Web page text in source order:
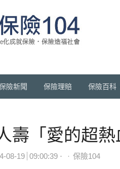
險新聞 保險理賠 保險百科
壽「愛的超
08-19 09:00:39 Author
保險104